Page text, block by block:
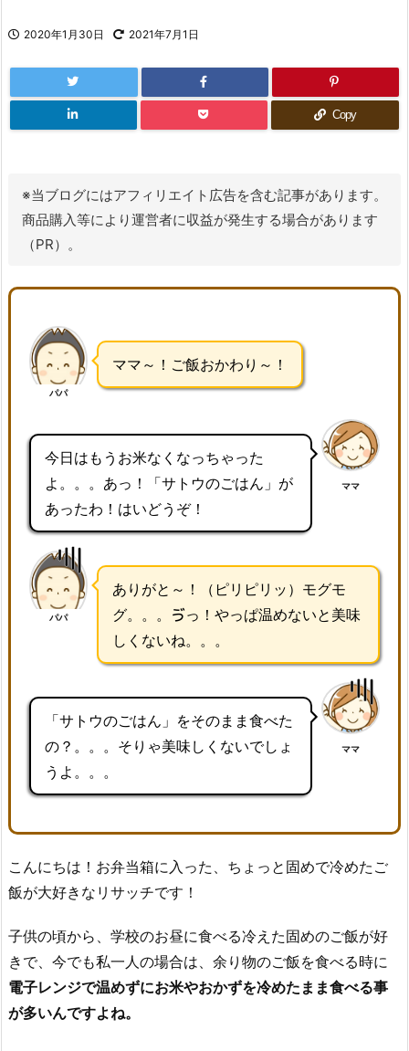
2020年1月30日 2021年7月1日
Copy
※当ブログにはアフィリエイト広告を含む記事があります。
商品購入等により運営者に収益が発生する場合があります
（PR）。
パパ
ママ～！ご飯おかわり～！
今日はもうお米なくなっちゃった
よ。。。あっ！「サトウのごはん」が
あったわ！はいどうぞ！
ママ
パパ
ありがと～！（ピリピリッ）モグモ
グ。。。ゔっ！やっぱ温めないと美味
しくないね。。。
「サトウのごはん」をそのまま食べた
の？。。。そりゃ美味しくないでしょ
うよ。。。
ママ
こんにちは！お弁当箱に入った、ちょっと固めで冷めたご
飯が大好きなリサッチです！
子供の頃から、学校のお昼に食べる冷えた固めのご飯が好
きで、今でも私一人の場合は、余り物のご飯を食べる時に
電子レンジで温めずにお米やおかずを冷めたまま食べる事
が多いんですよね。